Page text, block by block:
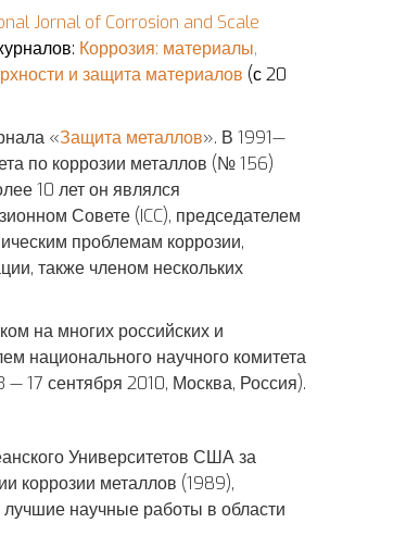
Jornal of Corrosion and Scale
Коррозия: материалы,
и защита материалов (с 20
«Защита металлов». В 1991—
по коррозии металлов (№ 156)
10 лет он являлся
Совете (ICC), председателем
проблемам коррозии,
также членом нескольких
на многих российских и
национального научного комитета
— 17 сентября 2010, Москва, Россия).
Университетов США за
коррозии металлов (1989),
научные работы в области